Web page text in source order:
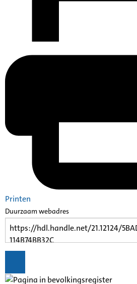
Printen
Duurzaam webadres